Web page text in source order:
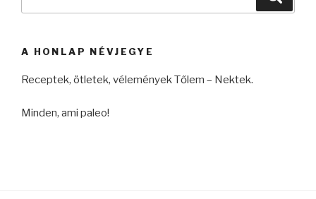
A HONLAP NÉVJEGYE
Receptek, ötletek, vélemények Tőlem – Nektek.
Minden, ami paleo!